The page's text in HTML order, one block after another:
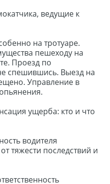
ведущие к
на тротуаре.
пешеходу на
Проезд по
спешившись. Выезд на
Управление в
ущерба: кто и что
водителя
тяжести последствий и